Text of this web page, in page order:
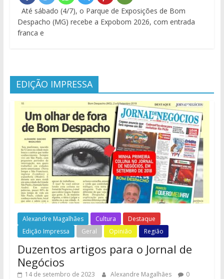
Até sábado (4/7), o Parque de Exposições de Bom
Despacho (MG) recebe a Expobom 2026, com entrada
franca e
EDIÇÃO IMPRESSA
Alexandre Magalhães Cultura
Destaque
Edição Impressa
Geral Opinião Região
Duzentos artigos para o Jornal de
Negócios
14 de setembro de 2023 Alexandre Magalhães 0